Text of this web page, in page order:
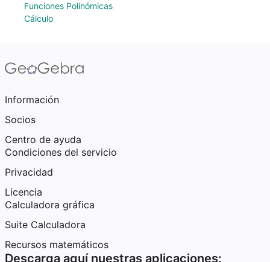
Funciones Polinómicas
Cálculo
Información
Socios
Centro de ayuda
Condiciones del servicio
Privacidad
Licencia
Calculadora gráfica
Suite Calculadora
Recursos matemáticos
Descarga aquí nuestras aplicaciones: